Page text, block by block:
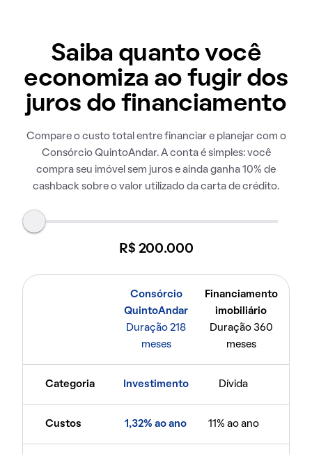
Saiba quanto você
economiza ao fugir dos
juros do financiamento
Compare o custo total entre financiar e planejar com o
Consórcio QuintoAndar. A conta é simples: você
compra seu imóvel sem juros e ainda ganha 10% de
cashback sobre o valor utilizado da carta de crédito.
R$ 200.000
Consórcio
QuintoAndar
Duração 218
meses
Financiamento
imobiliário
Duração 360
meses
Categoria Investimento Dívida
Custos 1,32% ao ano 11% ao ano